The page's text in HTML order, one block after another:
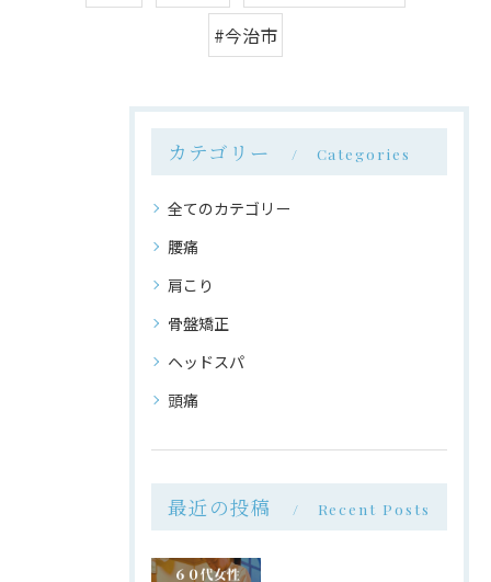
#今治市
カテゴリー Categories
全てのカテゴリー
腰痛
肩こり
骨盤矯正
ヘッドスパ
頭痛
最近の投稿 Recent Posts